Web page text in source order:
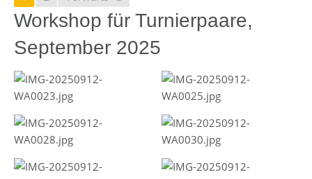
Workshop für Turnierpaare,
September 2025